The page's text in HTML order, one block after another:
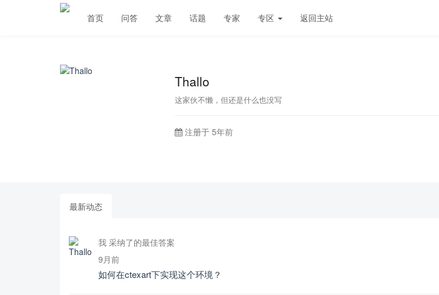
首页 问答 文章 话题 专家 专区 返回主站
Thallo
这家伙不懒，但还是什么也没写
注册于 5年前
最新动态
我 采纳了的最佳答案
9月前
如何在ctexart下实现这个环境？